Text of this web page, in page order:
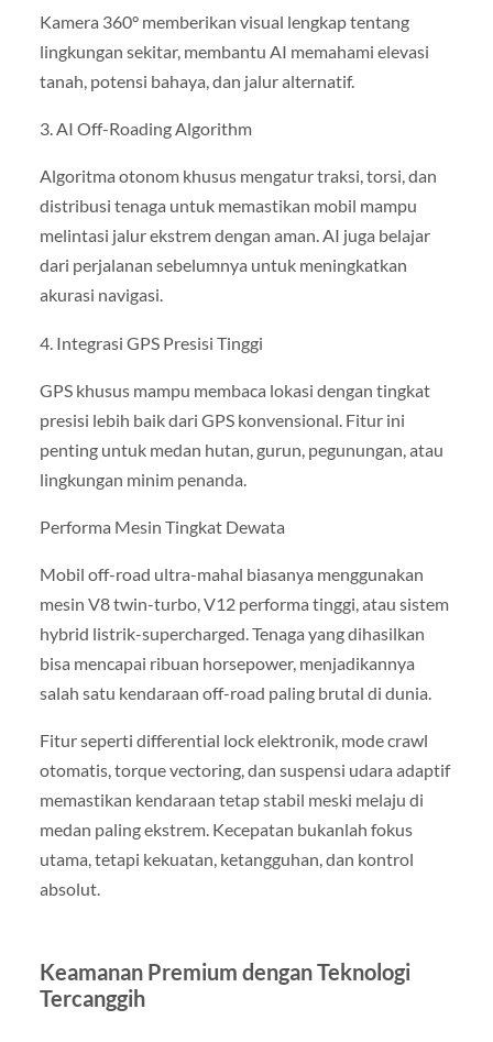
Kamera 360° memberikan visual lengkap tentang
lingkungan sekitar, membantu AI memahami elevasi
tanah, potensi bahaya, dan jalur alternatif.
3. AI Off-Roading Algorithm
Algoritma otonom khusus mengatur traksi, torsi, dan
distribusi tenaga untuk memastikan mobil mampu
melintasi jalur ekstrem dengan aman. AI juga belajar
dari perjalanan sebelumnya untuk meningkatkan
akurasi navigasi.
4. Integrasi GPS Presisi Tinggi
GPS khusus mampu membaca lokasi dengan tingkat
presisi lebih baik dari GPS konvensional. Fitur ini
penting untuk medan hutan, gurun, pegunungan, atau
lingkungan minim penanda.
Performa Mesin Tingkat Dewata
Mobil off-road ultra-mahal biasanya menggunakan
mesin V8 twin-turbo, V12 performa tinggi, atau sistem
hybrid listrik-supercharged. Tenaga yang dihasilkan
bisa mencapai ribuan horsepower, menjadikannya
salah satu kendaraan off-road paling brutal di dunia.
Fitur seperti differential lock elektronik, mode crawl
otomatis, torque vectoring, dan suspensi udara adaptif
memastikan kendaraan tetap stabil meski melaju di
medan paling ekstrem. Kecepatan bukanlah fokus
utama, tetapi kekuatan, ketangguhan, dan kontrol
absolut.
Keamanan Premium dengan Teknologi
Tercanggih